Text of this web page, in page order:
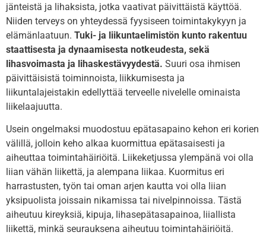
jänteistä ja lihaksista, jotka vaativat päivittäistä käyttöä.
Niiden terveys on yhteydessä fyysiseen toimintakykyyn ja
elämänlaatuun. Tuki- ja liikuntaelimistön kunto rakentuu
staattisesta ja dynaamisesta notkeudesta, sekä
lihasvoimasta ja lihaskestävyydestä. Suuri osa ihmisen
päivittäisistä toiminnoista, liikkumisesta ja
liikuntalajeistakin edellyttää terveelle nivelelle ominaista
liikelaajuutta.
Usein ongelmaksi muodostuu epätasapaino kehon eri korien
välillä, jolloin keho alkaa kuormittua epätasaisesti ja
aiheuttaa toimintahäiriöitä. Liikeketjussa ylempänä voi olla
liian vähän liikettä, ja alempana liikaa. Kuormitus eri
harrastusten, työn tai oman arjen kautta voi olla liian
yksipuolista joissain nikamissa tai nivelpinnoissa. Tästä
aiheutuu kireyksiä, kipuja, lihasepätasapainoa, liiallista
liikettä, minkä seurauksena aiheutuu toimintahäiriöitä.